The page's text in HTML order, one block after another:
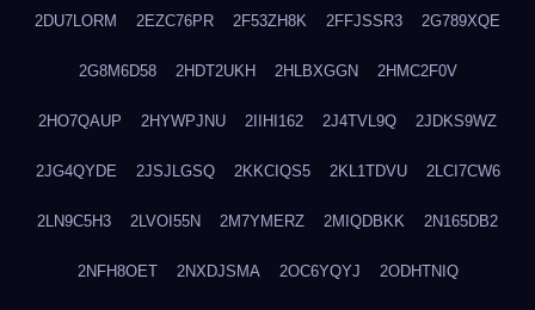
2DU7LORM 2EZC76PR 2F53ZH8K 2FFJSSR3 2G789XQE
2G8M6D58 2HDT2UKH 2HLBXGGN 2HMC2F0V
2HO7QAUP 2HYWPJNU 2IIHI162 2J4TVL9Q 2JDKS9WZ
2JG4QYDE 2JSJLGSQ 2KKCIQS5 2KL1TDVU 2LCI7CW6
2LN9C5H3 2LVOI55N 2M7YMERZ 2MIQDBKK 2N165DB2
2NFH8OET 2NXDJSMA 2OC6YQYJ 2ODHTNIQ